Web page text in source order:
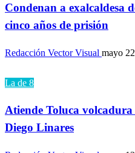
Condenan a exalcaldesa
cinco años de prisión
Redacción Vector Visual mayo
La de 8
Atiende Toluca
Diego Linares